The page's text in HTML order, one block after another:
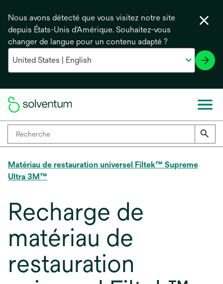
Nous avons détecté que vous visitez notre site
depuis États-Unis d'Amérique. Souhaitez-vous
changer de langue pour un contenu adapté ?
Matériau de restauration universel Filtek™ Supreme
Ultra 3M™
Recharge de
matériau de
restauration